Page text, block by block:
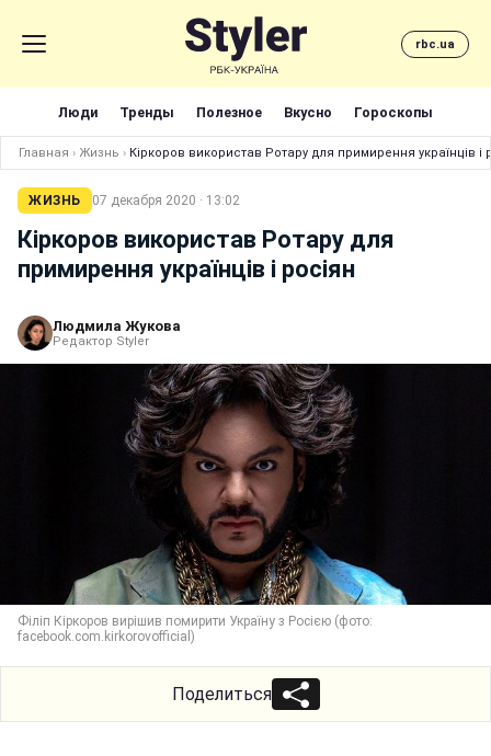
rbc.ua
Люди Тренды Полезное Вкусно Гороскопы
Главная › Жизнь › Кіркоров використав Ротару для примирення українців і
ЖИЗНЬ 07 декабря 2020 · 13:02
Кіркоров використав Ротару для
примирення українців і росіян
Людмила Жукова
Редактор Styler
Філіп Кіркоров вирішив помирити Україну з Росією (фото:
facebook.com.kirkorovofficial)
Поделиться